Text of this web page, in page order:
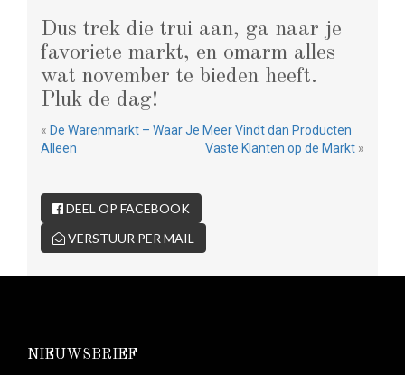
Dus trek die trui aan, ga naar je
favoriete markt, en omarm alles
wat november te bieden heeft.
Pluk de dag!
« De Warenmarkt – Waar Je Meer Vindt dan Producten
Alleen
Vaste Klanten op de Markt »
DEEL OP FACEBOOK
VERSTUUR PER MAIL
NIEUWSBRIEF